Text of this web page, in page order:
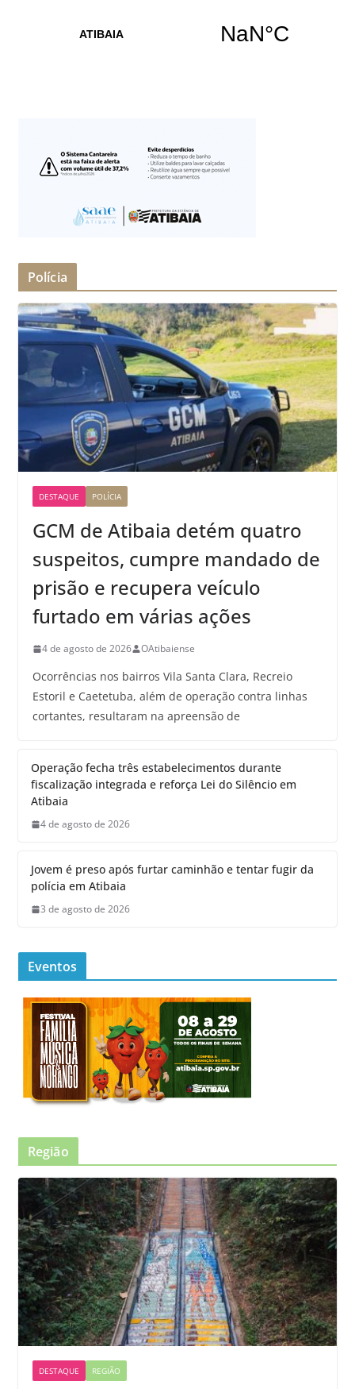
Polícia
DESTAQUE POLÍCIA
GCM de Atibaia detém quatro
suspeitos, cumpre mandado de
prisão e recupera veículo
furtado em várias ações
4 de agosto de 2026 OAtibaiense
Ocorrências nos bairros Vila Santa Clara, Recreio
Estoril e Caetetuba, além de operação contra linhas
cortantes, resultaram na apreensão de
Operação fecha três estabelecimentos durante
fiscalização integrada e reforça Lei do Silêncio em
Atibaia
4 de agosto de 2026
Jovem é preso após furtar caminhão e tentar fugir da
polícia em Atibaia
3 de agosto de 2026
Eventos
Região
DESTAQUE REGIÃO